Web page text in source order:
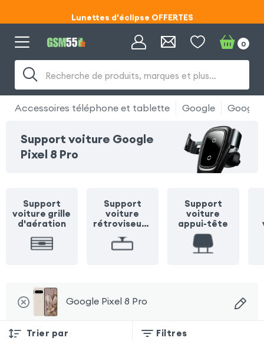
Code ECLIPSE55
Code ECLIPSE55
Recherche de produits, marques et plus…
0
Accessoires téléphone et tablette Google Google
Support voiture Google
Pixel 8 Pro
Support
voiture grille
d'aération
Support
voiture
rétroviseur /
Support
voiture
appui-tête
Google Pixel 8 Pro
Trier par Filtres